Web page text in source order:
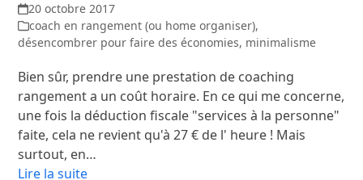
20 octobre 2017
coach en rangement (ou home organiser),
désencombrer pour faire des économies, minimalisme
Bien sûr, prendre une prestation de coaching
rangement a un coût horaire. En ce qui me concerne,
une fois la déduction fiscale "services à la personne"
faite, cela ne revient qu'à 27 € de l' heure ! Mais
surtout, en…
Lire la suite